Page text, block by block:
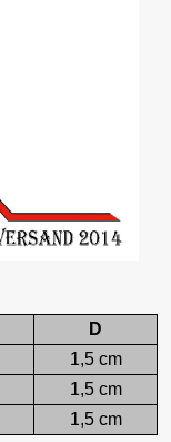
D
1,5 cm
1,5 cm
1,5 cm